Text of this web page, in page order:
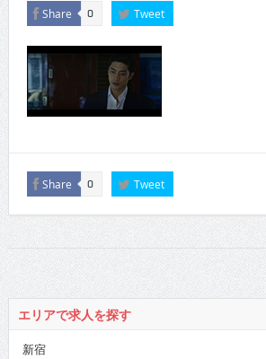
CINEMA×STYLE 294号
Share 0 Tweet
Share 0 Tweet
エリアで求人を探す
新宿